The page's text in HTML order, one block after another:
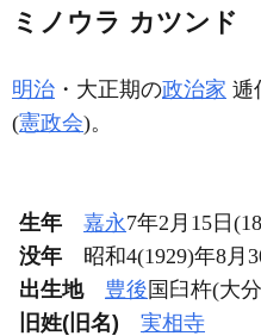
ミノウラ カツンド
明治 ・大正期の政治家 逓
(憲政会)。
生年 嘉永7年2月15日
没年
昭和4(1929)年8月
出生地
豊後 国臼杵(大
旧姓(旧名)
実相寺